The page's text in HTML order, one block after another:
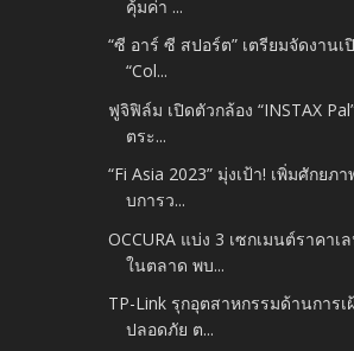
คุ้มค่า ...
“ซี อาร์ ซี สปอร์ต” เตรียมจัดงาน
“Col...
ฟูจิฟิล์ม เปิดตัวกล้อง “INSTAX
ตระ...
“Fi Asia 2023” มุ่งเป้า! เพิ่มศักยภ
บการว...
OCCURA แบ่ง 3 เซกเมนต์ราคา
ในตลาด พบ...
TP-Link รุกอุตสาหกรรมด้านการเ
ปลอดภัย ต...